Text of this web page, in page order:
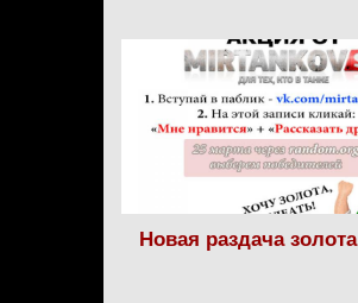
Новая раздача золота